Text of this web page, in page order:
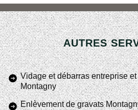
AUTRES
Vidage et débarras entreprise
Montagny
Enlèvement de gravats